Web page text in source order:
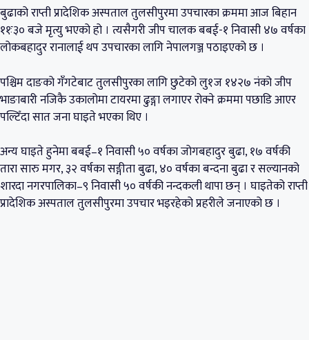
बुढाको राप्ती प्रादेशिक अस्पताल तुलसीपुरमा उपचारका क्रममा आज बिहान
११ः३० बजे मृत्यु भएको हो । त्यसैगरी जीप चालक बबई-१ निवासी ४७ वर्षका
लोकबहादुर रानालाई थप उपचारका लागि नेपालगञ्ज पठाइएको छ ।
पश्चिम दाङको गँगटेबाट तुलसीपुरका लागि छुटेको लु१ज १४२७ नंको जीप
भाङाबारी नजिकै उकालोमा टायरमा ढुङ्गा लगाएर रोक्ने क्रममा पछाडि आएर
पल्टिँदा सात जना घाइते भएका थिए ।
अन्य घाइते हुनेमा बबई–१ निवासी ५० वर्षका जोगबहादुर बुढा, १७ वर्षकी
तारा सारु मगर, ३२ वर्षका सङ्गीता बुढा, ४० वर्षका बन्दना बुढा र सल्यानको
शारदा नगरपालिका–९ निवासी ५० वर्षकी नन्दकली थापा छन् । घाइतेको राप्ती
प्रादेशिक अस्पताल तुलसीपुरमा उपचार भइरहेको प्रहरीले जनाएको छ ।